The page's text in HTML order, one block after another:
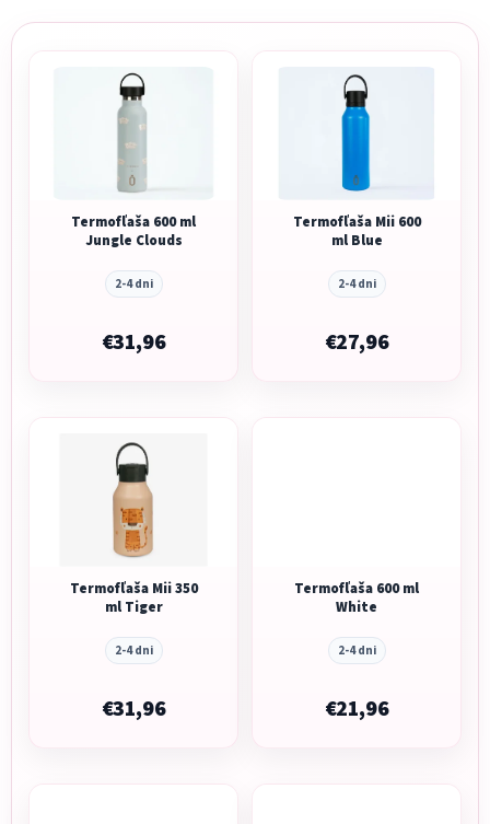
Termofľaša 600 ml
Jungle Clouds
2-4 dni
€31,96
Termofľaša Mii 600
ml Blue
2-4 dni
€27,96
Termofľaša Mii 350
ml Tiger
2-4 dni
€31,96
Termofľaša 600 ml
White
2-4 dni
€21,96